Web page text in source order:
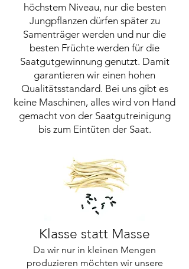
höchstem Niveau, nur die besten
Jungpflanzen dürfen später zu
Samenträger werden und nur die
besten Früchte werden für die
Saatgutgewinnung genutzt. Damit
garantieren wir einen hohen
Qualitätsstandard. Bei uns gibt es
keine Maschinen, alles wird von Hand
gemacht von der Saatgutreinigung
bis zum Eintüten der Saat.
Klasse statt Masse
Da wir nur in kleinen Mengen
produzieren möchten wir unsere